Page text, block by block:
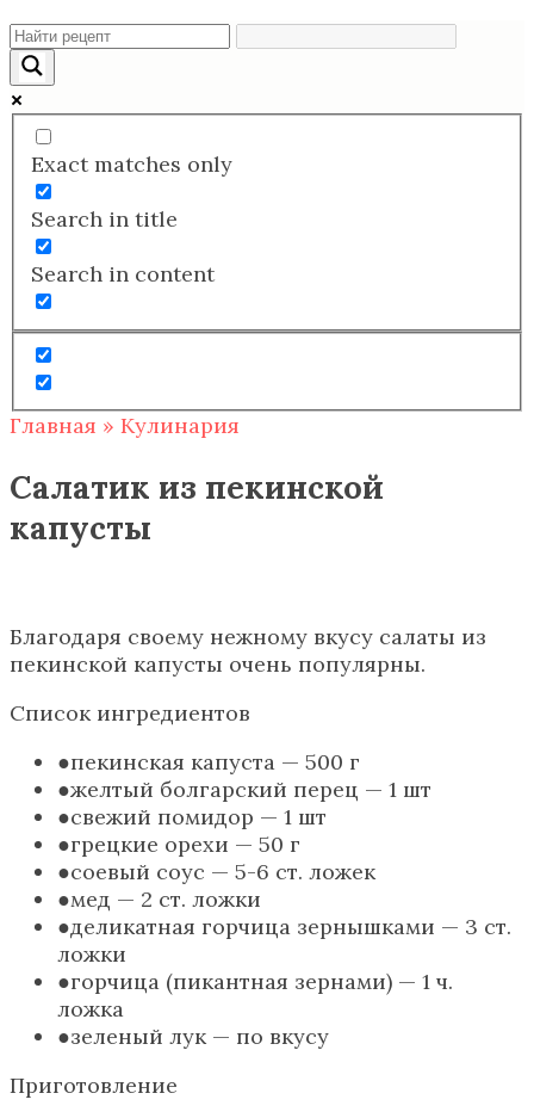
Exact matches only
Search in title
Search in content
Главная » Кулинария
Салатик из пекинской
капусты
Благодаря своему нежному вкусу салаты из
пекинской капусты очень популярны.
Список ингредиентов
пекинская капуста — 500 г
желтый болгарский перец — 1 шт
свежий помидор — 1 шт
грецкие орехи — 50 г
соевый соус — 5-6 ст. ложек
мед — 2 ст. ложки
деликатная горчица зернышками — 3 ст.
ложки
горчица (пикантная зернами) — 1 ч.
ложка
зеленый лук — по вкусу
Приготовление